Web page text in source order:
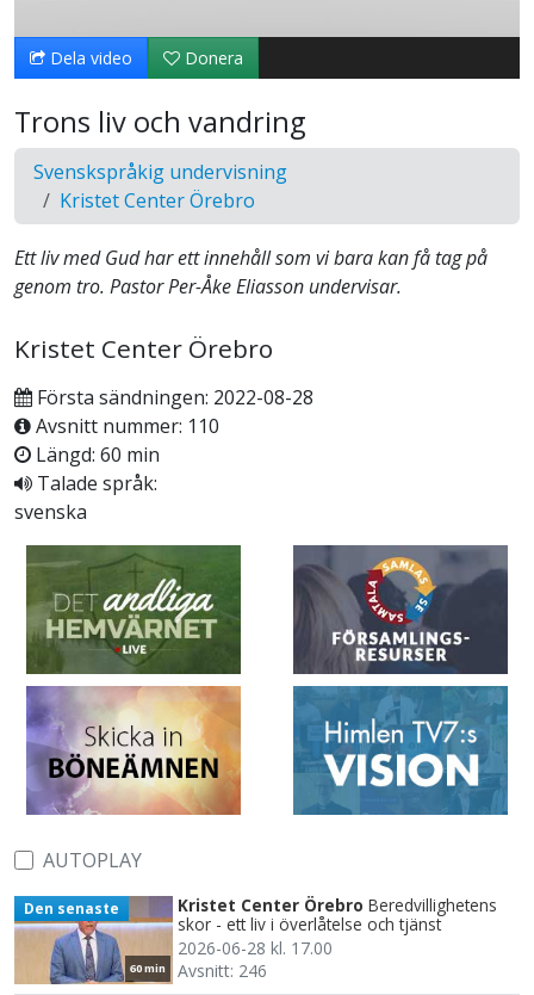
video
Dela video Donera
Trons liv och vandring
Svenskspråkig undervisning
Kristet Center Örebro
Ett liv med Gud har ett innehåll som vi bara kan få tag på
genom tro. Pastor Per-Åke Eliasson undervisar.
Kristet Center Örebro
Första sändningen: 2022-08-28
Avsnitt nummer: 110
Längd: 60 min
Talade språk:
svenska
AUTOPLAY
60 min
Den senaste Kristet Center Örebro Beredvillighetens
skor - ett liv i överlåtelse och tjänst
2026-06-28 kl. 17.00
Avsnitt: 246